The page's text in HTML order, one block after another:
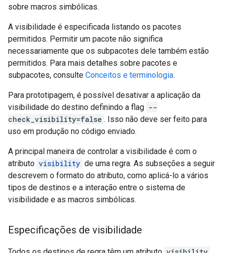
sobre macros simbólicas.
A visibilidade é especificada listando os pacotes
permitidos. Permitir um pacote não significa
necessariamente que os subpacotes dele também estão
permitidos. Para mais detalhes sobre pacotes e
subpacotes, consulte Conceitos e terminologia.
Para prototipagem, é possível desativar a aplicação da
visibilidade do destino definindo a flag --
check_visibility=false . Isso não deve ser feito para
uso em produção no código enviado.
A principal maneira de controlar a visibilidade é com o
atributo visibility de uma regra. As subseções a seguir
descrevem o formato do atributo, como aplicá-lo a vários
tipos de destinos e a interação entre o sistema de
visibilidade e as macros simbólicas.
Especificações de visibilidade